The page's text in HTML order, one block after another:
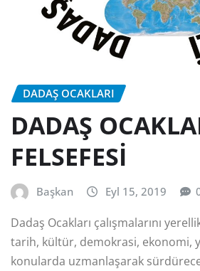
DADAŞ OCAKLARI
DADAŞ
FELSEFESİ
Başkan Eyl 15, 2019
Dadaş Ocakları çalışmalarını
tarih, kültür, demokrasi, ekonomi,
konularda uzmanlaşarak